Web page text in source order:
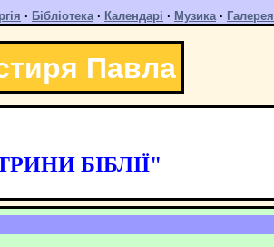
· Бібліотека· Календарі · Музика· Галерея
Павла
БІБЛІЇ"